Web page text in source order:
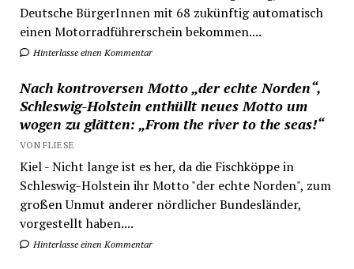
Deutsche BürgerInnen mit 68 zukünftig automatisch
einen Motorradführerschein bekommen....
Hinterlasse einen Kommentar
Nach kontroversen Motto „der echte Norden“,
Schleswig-Holstein enthüllt neues Motto um
wogen zu glätten: „From the river to the seas!“
VON FLIESE
Kiel - Nicht lange ist es her, da die Fischköppe in
Schleswig-Holstein ihr Motto "der echte Norden", zum
großen Unmut anderer nördlicher Bundesländer,
vorgestellt haben....
Hinterlasse einen Kommentar